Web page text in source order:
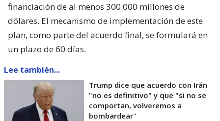
financiación de al menos 300.000 millones de
dólares. El mecanismo de implementación de este
plan, como parte del acuerdo final, se formulará en
un plazo de 60 días.
Lee también...
Trump dice que acuerdo con Irán
"no es definitivo" y que "si no se
comportan, volveremos a
bombardear"